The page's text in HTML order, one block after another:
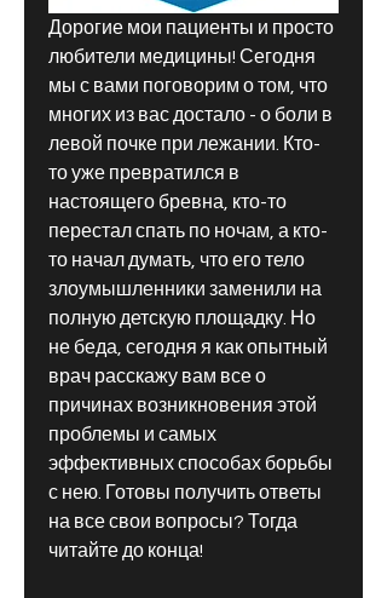
Дорогие мои пациенты и просто
любители медицины! Сегодня
мы с вами поговорим о том, что
многих из вас достало - о боли в
левой почке при лежании. Кто-
то уже превратился в
настоящего бревна, кто-то
перестал спать по ночам, а кто-
то начал думать, что его тело
злоумышленники заменили на
полную детскую площадку. Но
не беда, сегодня я как опытный
врач расскажу вам все о
причинах возникновения этой
проблемы и самых
эффективных способах борьбы
с нею. Готовы получить ответы
на все свои вопросы? Тогда
читайте до конца!